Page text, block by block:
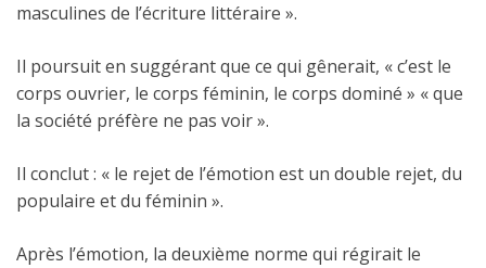
masculines de l’écriture littéraire ».
Il poursuit en suggérant que ce qui gênerait, « c’est le
corps ouvrier, le corps féminin, le corps dominé » « que
la société préfère ne pas voir ».
Il conclut : « le rejet de l’émotion est un double rejet, du
populaire et du féminin ».
Après l’émotion, la deuxième norme qui régirait le